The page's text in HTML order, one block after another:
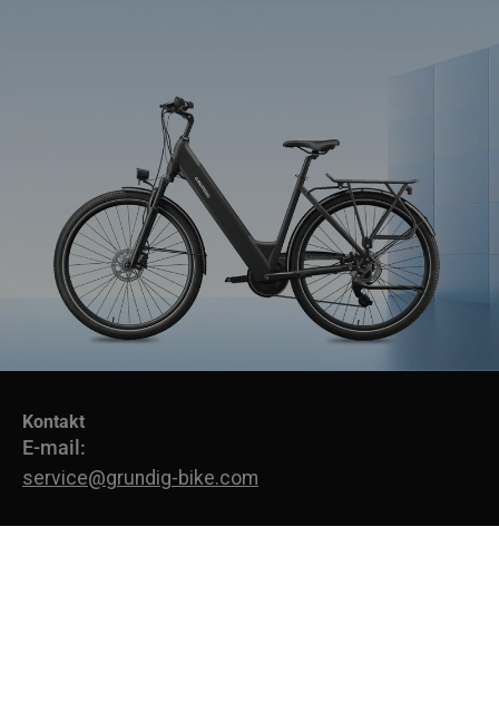
Přidejte se ke GRUNDIG Circle
Přihlaste se k odběru našeho newsletteru.
Kontakt
E-mail:
service@grundig-bike.com